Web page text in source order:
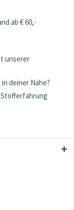
ab € 60,-
unserer
deiner Nähe?
Stofferfahrung